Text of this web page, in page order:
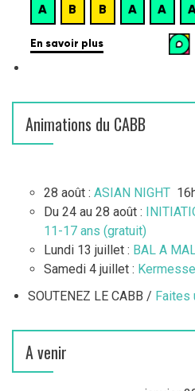
Animations du CABB
28 août : ASIAN NIGHT
Du 24 au 28 août :
11-17 ans (gratuit)
Lundi 13 juillet : BAL A
Samedi 4 juillet : Kermesse
SOUTENEZ LE CABB / Faites
A venir